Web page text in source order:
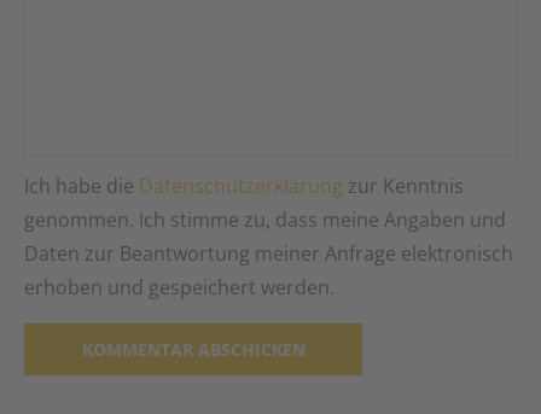
Ich habe die Datenschutzerklärung zur Kenntnis
genommen. Ich stimme zu, dass meine Angaben und
Daten zur Beantwortung meiner Anfrage elektronisch
erhoben und gespeichert werden.